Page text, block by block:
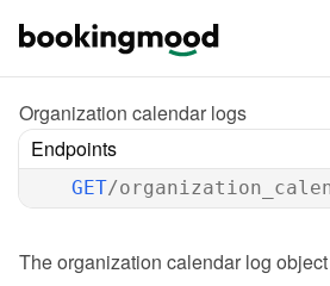
Organization calendar logs
Endpoints
GET/
The organization calendar log object